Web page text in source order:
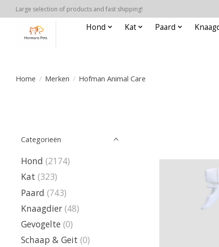
Large selection of products and fast shipping!
Hond Kat Paard
Home / Merken / Hofman Animal Care
Categorieën
Hond (2174)
Kat (323)
Paard (743)
Knaagdier (48)
Gevogelte (0)
Schaap & Geit (0)